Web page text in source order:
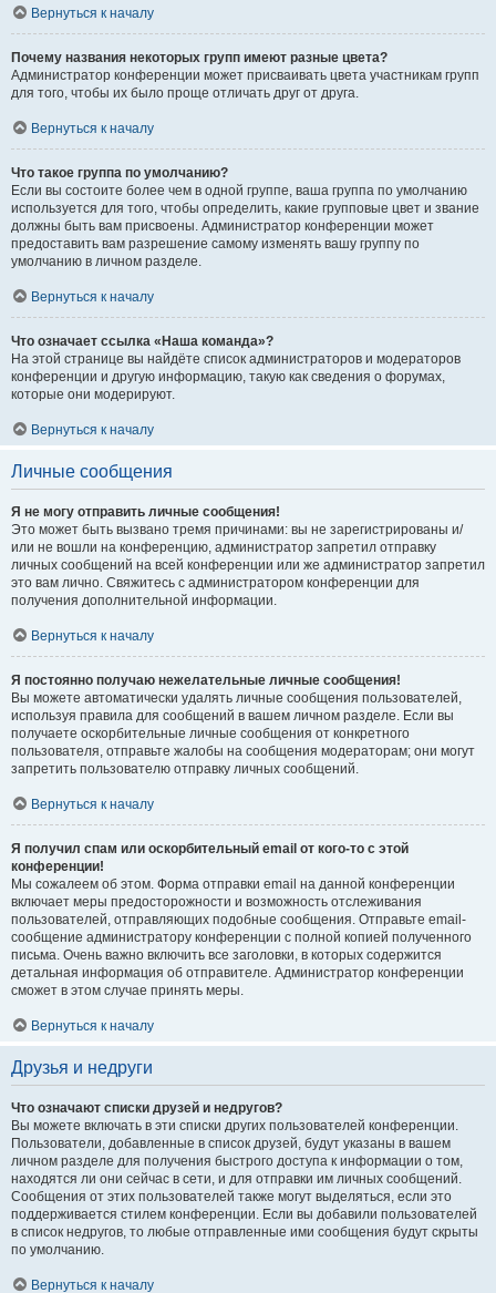
Вернуться к началу
Почему названия некоторых групп имеют разные цвета?
Администратор конференции может присваивать цвета участникам групп
для того, чтобы их было проще отличать друг от друга.
Вернуться к началу
Что такое группа по умолчанию?
Если вы состоите более чем в одной группе, ваша группа по умолчанию
используется для того, чтобы определить, какие групповые цвет и звание
должны быть вам присвоены. Администратор конференции может
предоставить вам разрешение самому изменять вашу группу по
умолчанию в личном разделе.
Вернуться к началу
Что означает ссылка «Наша команда»?
На этой странице вы найдёте список администраторов и модераторов
конференции и другую информацию, такую как сведения о форумах,
которые они модерируют.
Вернуться к началу
Личные сообщения
Я не могу отправить личные сообщения!
Это может быть вызвано тремя причинами: вы не зарегистрированы и/
или не вошли на конференцию, администратор запретил отправку
личных сообщений на всей конференции или же администратор запретил
это вам лично. Свяжитесь с администратором конференции для
получения дополнительной информации.
Вернуться к началу
Я постоянно получаю нежелательные личные сообщения!
Вы можете автоматически удалять личные сообщения пользователей,
используя правила для сообщений в вашем личном разделе. Если вы
получаете оскорбительные личные сообщения от конкретного
пользователя, отправьте жалобы на сообщения модераторам; они могут
запретить пользователю отправку личных сообщений.
Вернуться к началу
Я получил спам или оскорбительный email от кого-то с этой
конференции!
Мы сожалеем об этом. Форма отправки email на данной конференции
включает меры предосторожности и возможность отслеживания
пользователей, отправляющих подобные сообщения. Отправьте email-
сообщение администратору конференции с полной копией полученного
письма. Очень важно включить все заголовки, в которых содержится
детальная информация об отправителе. Администратор конференции
сможет в этом случае принять меры.
Вернуться к началу
Друзья и недруги
Что означают списки друзей и недругов?
Вы можете включать в эти списки других пользователей конференции.
Пользователи, добавленные в список друзей, будут указаны в вашем
личном разделе для получения быстрого доступа к информации о том,
находятся ли они сейчас в сети, и для отправки им личных сообщений.
Сообщения от этих пользователей также могут выделяться, если это
поддерживается стилем конференции. Если вы добавили пользователей
в список недругов, то любые отправленные ими сообщения будут скрыты
по умолчанию.
Вернуться к началу